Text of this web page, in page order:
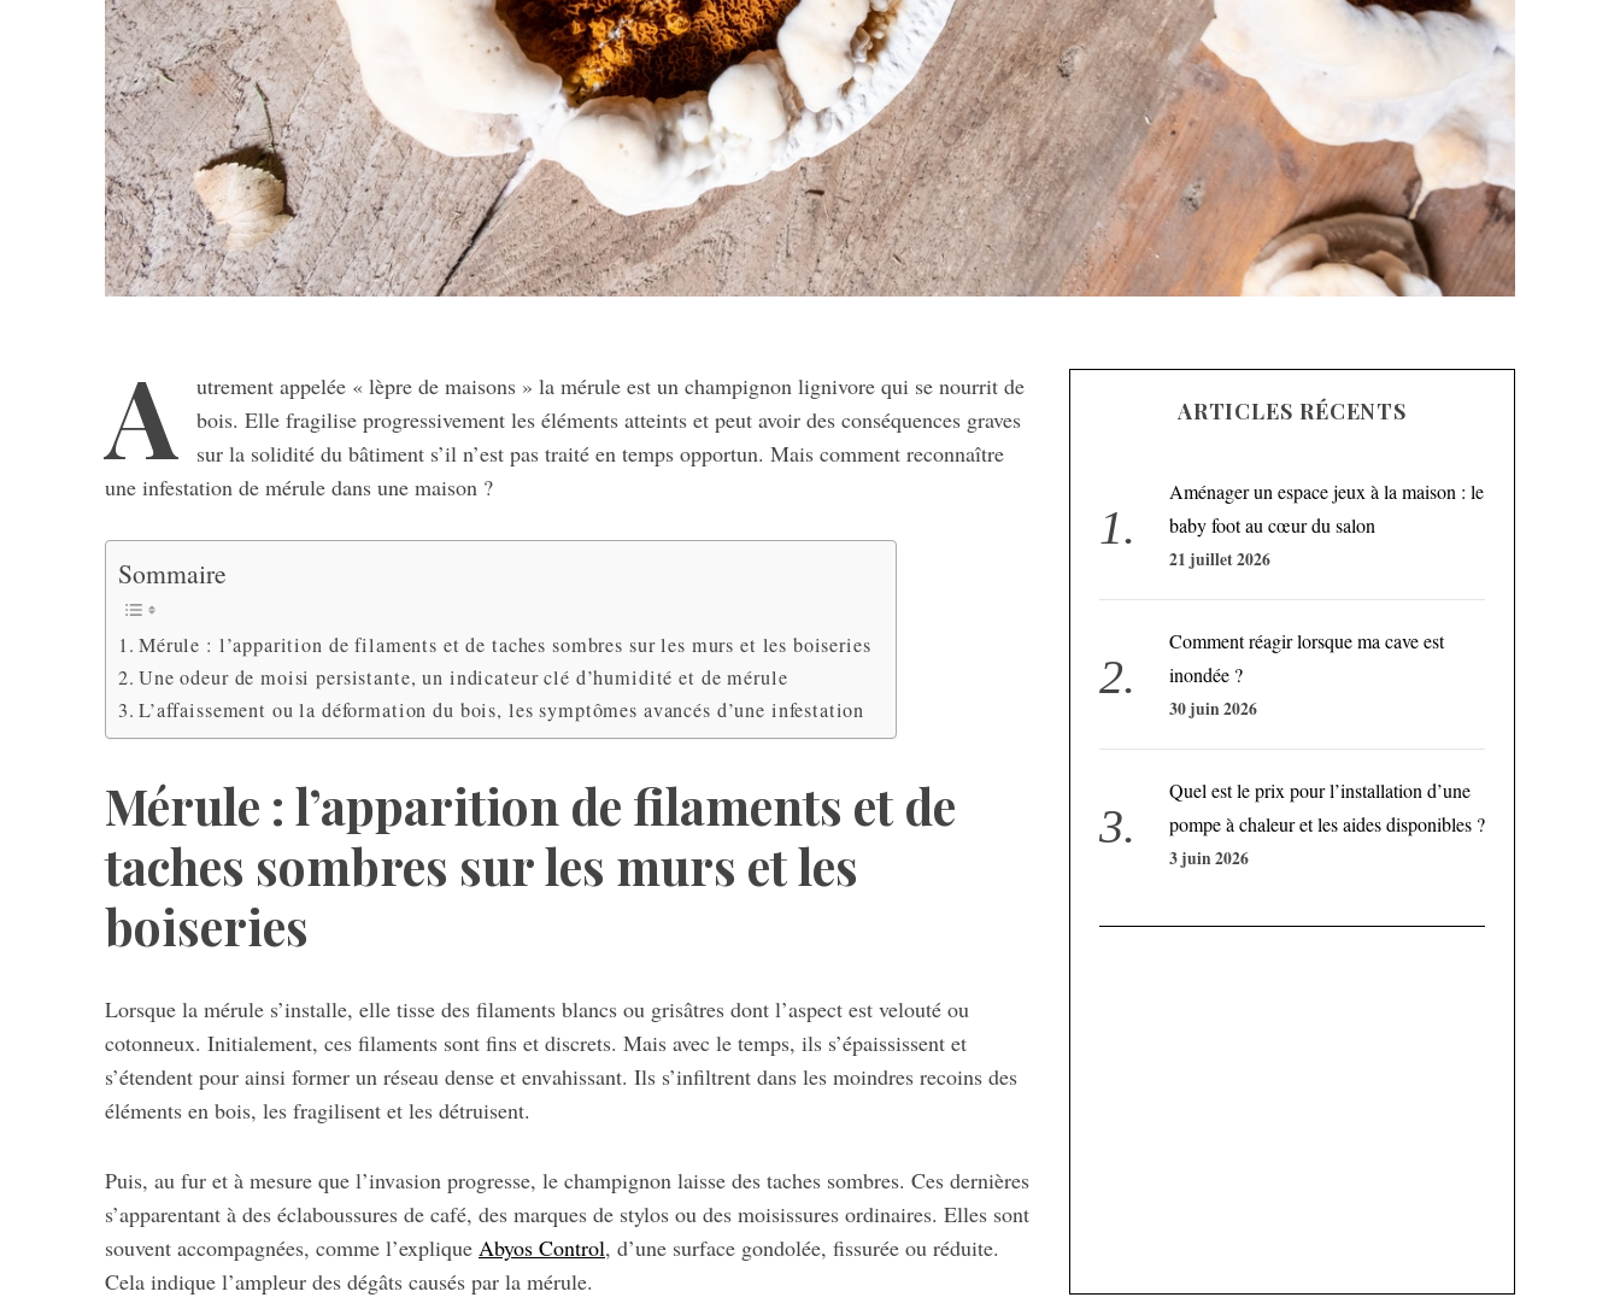
A
utrement appelée « lèpre de maisons » la mérule est un champignon lignivore qui se nourrit de
bois. Elle fragilise progressivement les éléments atteints et peut avoir des conséquences graves
sur la solidité du bâtiment s’il n’est pas traité en temps opportun. Mais comment reconnaître
une infestation de mérule dans une maison ?
Sommaire
Mérule : l’apparition de filaments et de taches sombres sur les murs et les boiseries
Une odeur de moisi persistante, un indicateur clé d’humidité et de mérule
L’affaissement ou la déformation du bois, les symptômes avancés d’une infestation
Mérule : l’apparition de filaments et de
taches sombres sur les murs et les
boiseries
Lorsque la mérule s’installe, elle tisse des filaments blancs ou grisâtres dont l’aspect est velouté ou
cotonneux. Initialement, ces filaments sont fins et discrets. Mais avec le temps, ils s’épaississent et
s’étendent pour ainsi former un réseau dense et envahissant. Ils s’infiltrent dans les moindres recoins des
éléments en bois, les fragilisent et les détruisent.
Puis, au fur et à mesure que l’invasion progresse, le champignon laisse des taches sombres. Ces dernières
s’apparentant à des éclaboussures de café, des marques de stylos ou des moisissures ordinaires. Elles sont
souvent accompagnées, comme l’explique Abyos Control, d’une surface gondolée, fissurée ou réduite.
Cela indique l’ampleur des dégâts causés par la mérule.
ARTICLES RÉCENTS
Aménager un espace jeux à la maison : le
baby foot au cœur du salon
21 juillet 2026
Comment réagir lorsque ma cave est
inondée ?
30 juin 2026
Quel est le prix pour l’installation d’une
pompe à chaleur et les aides disponibles ?
3 juin 2026
r
c
f
o
: